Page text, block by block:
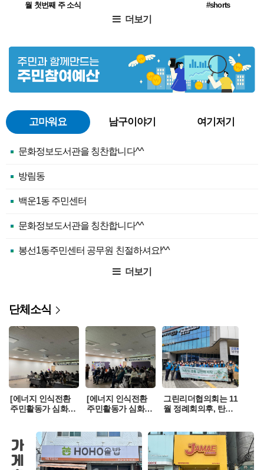
월 첫번째 주 소식
#shorts
더보기
고마워요 남구이야기 여기저기
문화정보도서관을 칭찬합니다^^
방림동
백운1동 주민센터
문화정보도서관을 칭찬합니다^^
봉선1동주민센터 공무원 친절하셔요!^^
더보기
단체소식
[에너지 인식전환
주민활동가 심화교
[에너지 인식전환
주민활동가 심화교
그린리더협의회는 11
월 정례회의후, 탄소
캠페인을 실시하였습
니다.